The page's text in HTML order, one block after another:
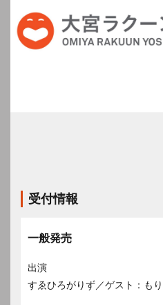
受付情報
一般発売
出演
すゑひろがりず／ゲスト：も